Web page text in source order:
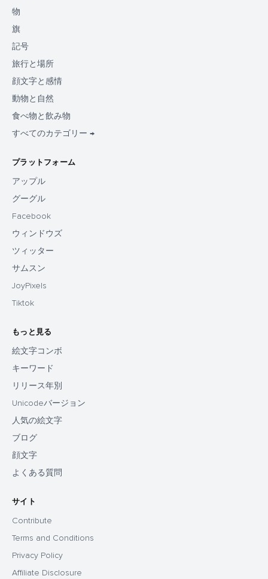
物
旗
記号
旅行と場所
顔文字と感情
動物と自然
食べ物と飲み物
すべてのカテゴリー →
プラットフォーム
アップル
グーグル
Facebook
ウィンドウズ
ツィッター
サムスン
JoyPixels
Tiktok
もっと見る
絵文字コンボ
キーワード
リリース年別
Unicodeバージョン
人気の絵文字
ブログ
顔文字
よくある質問
サイト
Contribute
Terms and Conditions
Privacy Policy
Affiliate Disclosure